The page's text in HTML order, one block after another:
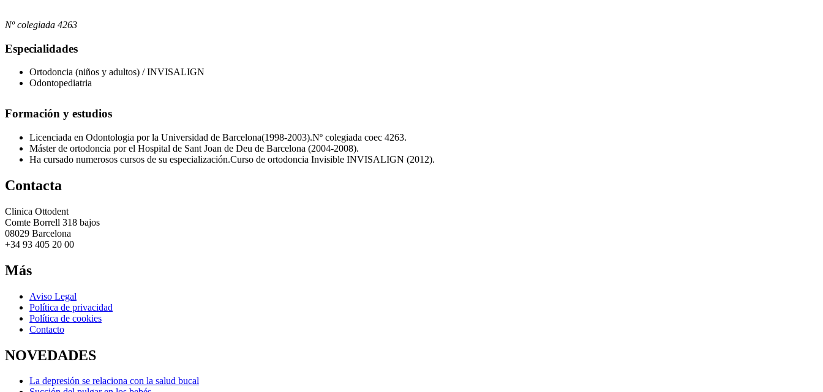
Nº colegiada 4263
Especialidades
Ortodoncia (niños y adultos) / INVISALIGN
Odontopediatria
Formación y estudios
Licenciada en Odontologia por la Universidad de Barcelona(1998-2003).Nº colegiada coec 4263.
Máster de ortodoncia por el Hospital de Sant Joan de Deu de Barcelona (2004-2008).
Ha cursado numerosos cursos de su especialización.Curso de ortodoncia Invisible INVISALIGN (2012).
Contacta
Clinica Ottodent
Comte Borrell 318 bajos
08029 Barcelona
+34 93 405 20 00
Más
Aviso Legal
Política de privacidad
Política de cookies
Contacto
NOVEDADES
La depresión se relaciona con la salud bucal